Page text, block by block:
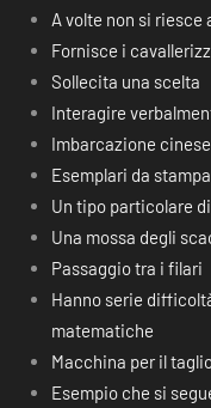
A volte non si riesce
Fornisce i
Sollecita una scelta
Interagire
Imbarcazione
Esemplari da stampa
Un tipo particolare
Una mossa degli
Passaggio tra i filari
Hanno serie
matematiche
Macchina per il
Esempio che si